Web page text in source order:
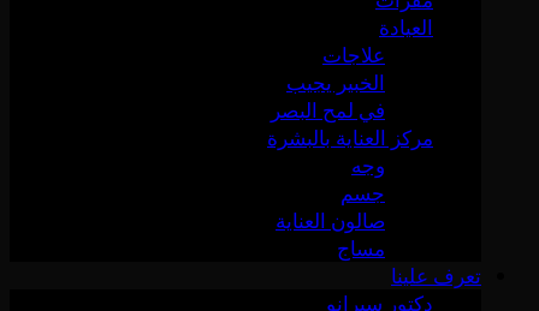
العيادة
علاجات
الخبير يجيب
في لمح البصر
مركز العناية بالبشرة
وجه
جسم
صالون العناية
مساج
تعرف علينا
دكتور سيرانو